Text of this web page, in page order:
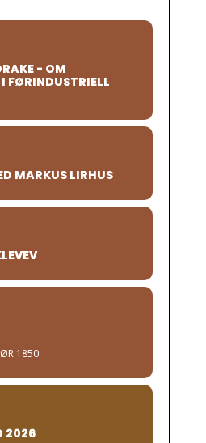
- OM
FØRINDUSTRIELL
MARKUS LIRHUS
1850
2026